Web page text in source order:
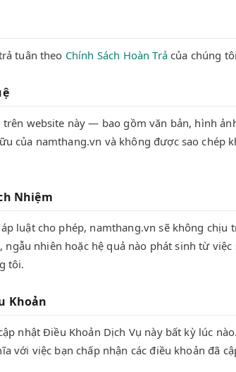
tuân theo Chính Sách Hoàn Trảcủa chúng
trên website này — bao gồm văn bản, hình
của namthang.vn và không được sao chép
Nhiệm
luật cho phép, namthang.vn sẽ không chịu
ngẫu nhiên hoặc hệ quả nào phát sinh từ
tôi.
Khoản
nhật Điều Khoản Dịch Vụ này bất kỳ lúc
với việc bạn chấp nhận các điều khoản đã